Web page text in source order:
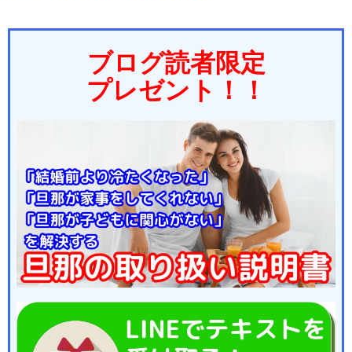
ブログ読者限定
プレゼント！！